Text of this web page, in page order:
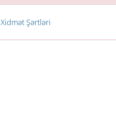
Xidmət Şərtləri